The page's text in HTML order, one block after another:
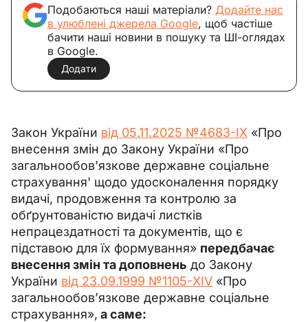
Подобаються наші матеріали? Додайте нас
в улюблені джерела Google, щоб частіше
бачити наші новини в пошуку та ШІ-оглядах
в Google.
Додати
Закон України від 05.11.2025 №4683-IX «Про
внесення змін до Закону України «Про
загальнообов’язкове державне соціальне
страхування' щодо удосконалення порядку
видачі, продовження та контролю за
обґрунтованістю видачі листків
непрацездатності та документів, що є
підставою для їх формування» передбачає
внесення змін та доповнень до Закону
України від 23.09.1999 №1105-XIV «Про
загальнообов’язкове державне соціальне
страхування», а саме: